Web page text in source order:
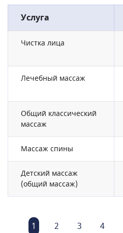
Услуга
Чистка лица
Лечебный массаж
Общий классический
массаж
Массаж спины
Детский массаж
(общий массаж)
1 2 3 4